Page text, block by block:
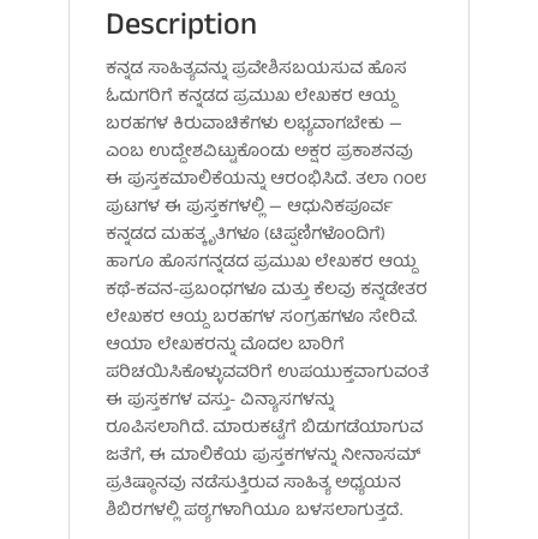
Description
ಕನ್ನಡ ಸಾಹಿತ್ಯವನ್ನು ಪ್ರವೇಶಿಸಬಯಸುವ ಹೊಸ
ಓದುಗರಿಗೆ ಕನ್ನಡದ ಪ್ರಮುಖ ಲೇಖಕರ ಆಯ್ದ
ಬರಹಗಳ ಕಿರುವಾಚಿಕೆಗಳು ಲಭ್ಯವಾಗಬೇಕು —
ಎಂಬ ಉದ್ದೇಶವಿಟ್ಟುಕೊಂಡು ಅಕ್ಷರ ಪ್ರಕಾಶನವು
ಈ ಪುಸ್ತಕಮಾಲಿಕೆಯನ್ನು ಆರಂಭಿಸಿದೆ. ತಲಾ ೧೦೮
ಪುಟಗಳ ಈ ಪುಸ್ತಕಗಳಲ್ಲಿ — ಆಧುನಿಕಪೂರ್ವ
ಕನ್ನಡದ ಮಹತ್ಕೃತಿಗಳೂ (ಟಿಪ್ಪಣಿಗಳೊಂದಿಗೆ)
ಹಾಗೂ ಹೊಸಗನ್ನಡದ ಪ್ರಮುಖ ಲೇಖಕರ ಆಯ್ದ
ಕಥೆ-ಕವನ-ಪ್ರಬಂಧಗಳೂ ಮತ್ತು ಕೆಲವು ಕನ್ನಡೇತರ
ಲೇಖಕರ ಆಯ್ದ ಬರಹಗಳ ಸಂಗ್ರಹಗಳೂ ಸೇರಿವೆ.
ಆಯಾ ಲೇಖಕರನ್ನು ಮೊದಲ ಬಾರಿಗೆ
ಪರಿಚಯಿಸಿಕೊಳ್ಳುವವರಿಗೆ ಉಪಯುಕ್ತವಾಗುವಂತೆ
ಈ ಪುಸ್ತಕಗಳ ವಸ್ತು- ವಿನ್ಯಾಸಗಳನ್ನು
ರೂಪಿಸಲಾಗಿದೆ. ಮಾರುಕಟ್ಟೆಗೆ ಬಿಡುಗಡೆಯಾಗುವ
ಜತೆಗೆ, ಈ ಮಾಲಿಕೆಯ ಪುಸ್ತಕಗಳನ್ನು ನೀನಾಸಮ್
ಪ್ರತಿಷ್ಠಾನವು ನಡೆಸುತ್ತಿರುವ ಸಾಹಿತ್ಯ ಅಧ್ಯಯನ
ಶಿಬಿರಗಳಲ್ಲಿ ಪಠ್ಯಗಳಾಗಿಯೂ ಬಳಸಲಾಗುತ್ತದೆ.